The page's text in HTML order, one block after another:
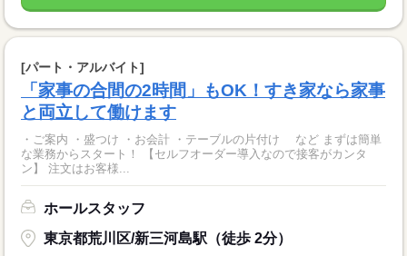
[パート・アルバイト]
「家事の合間の2時間」もOK！すき家なら家事
と両立して働けます
・ご案内 ・盛つけ ・お会計 ・テーブルの片付け など まずは簡単
な業務からスタート！ 【セルフオーダー導入なので接客がカンタ
ン】 注文はお客様...
ホールスタッフ
東京都荒川区/新三河島駅（徒歩 2分）